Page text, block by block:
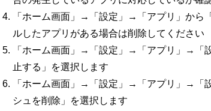
「ホーム画面」→「設定」→「アプリ」から
ルしたアプリがある場合は削除してください
「ホーム画面」→「設定」→「アプリ」→「
止する」を選択します
「ホーム画面」→「設定」→「アプリ」→「
シュを削除」を選択します